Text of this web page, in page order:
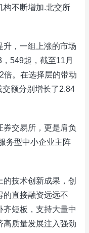
构不断增加.北交所
升，一组上涨的市场
549起，截至11月
倍。在选择层的带动
额分别增长了2.84
交易所，更是肩负
务型中小企业主阵
技术创新成果，创
的直接融资远远不
短板，支持大量中
高质量发展注入强劲